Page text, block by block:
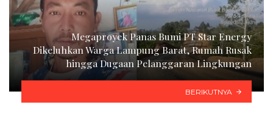
Megaproyek Panas Bumi PT Star Energy
Dikeluhkan Warga Lampung Barat, Rumah Rusak
hingga Dugaan Pelanggaran Lingkungan
BERIKUTNYA